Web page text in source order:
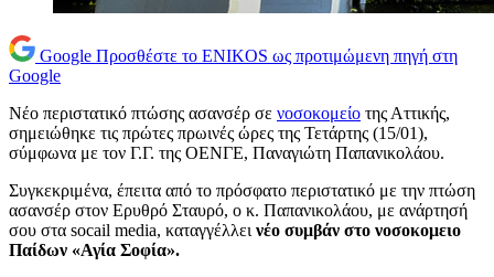
Google Προσθέστε το ENIKOS ως προτιμώμενη πηγή στη
Google
Νέο περιστατικό πτώσης ασανσέρ σε νοσοκομείο της Αττικής,
σημειώθηκε τις πρώτες πρωινές ώρες της Τετάρτης (15/01),
σύμφωνα με τον Γ.Γ. της ΟΕΝΓΕ, Παναγιώτη Παπανικολάου.
Συγκεκριμένα, έπειτα από το πρόσφατο περιστατικό με την πτώση
ασανσέρ στον Ερυθρό Σταυρό, ο κ. Παπανικολάου, με ανάρτησή
σου στα socail media, καταγγέλλει νέο συμβάν στο νοσοκομειο
Παίδων «Αγία Σοφία».